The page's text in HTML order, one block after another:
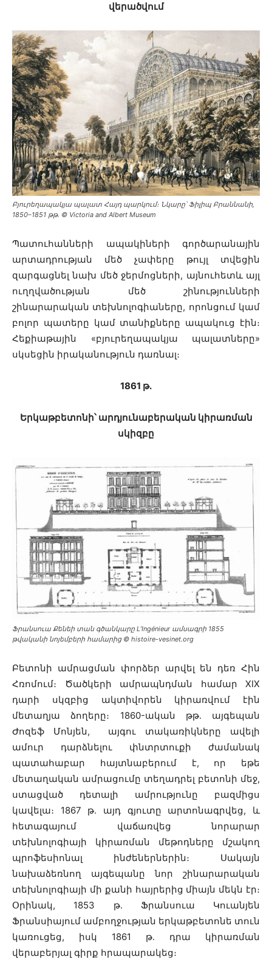
վերածվում
Բյուրեղապակյա պալատ Հայդ պարկում։ Նկարը՝ Ֆիլիպ Բրաննանի,
1850–1851 թթ․ © Victoria and Albert Museum
Պատուհանների ապակիների գործարանային
արտադրության մեծ չափերը թույլ տվեցին
զարգացնել նախ մեծ ջերմոցների, այնուհետև այլ
ուղղվածության մեծ շինությունների
շինարարական տեխնոլոգիաները, որոնցում կամ
բոլոր պատերը կամ տանիքները ապակուց էին։
Հեքիաթային «բյուրեղապակյա պալատները»
սկսեցին իրականություն դառնալ։
1861 թ․
Երկաթբետոնի՝ արդյունաբերական կիրառման
սկիզբը
Ֆրանսուա Քենեի տան գծանկարը L’Ingénieur ամսագրի 1855
թվականի նոյեմբերի համարից © histoire-vesinet.org
Բետոնի ամրացման փորձեր արվել են դեռ Հին
Հռոմում։ Ծածկերի ամրապնդման համար XIX
դարի սկզբից ակտիվորեն կիրառվում էին
մետաղյա ձողերը։ 1860-ական թթ․ այգեպան
Ժոզեֆ Մոնյեն, այգու տակառիկները ավելի
ամուր դարձնելու փնտրտուքի ժամանակ
պատահաբար հայտնաբերում է, որ եթե
մետաղական ամրացումը տեղադրել բետոնի մեջ,
ստացված դետալի ամրությունը բազմիցս
կավելա։ 1867 թ․ այդ գյուտը արտոնագրվեց, և
հետագայում վաճառվեց նորարար
տեխնոլոգիայի կիրառման մեթոդները մշակող
պրոֆեսիոնալ ինժեներներին։ Սակայն
նախաձեռնող այգեպանը նոր շինարարական
տեխնոլոգիայի մի քանի հայրերից միայն մեկն էր։
Օրինակ, 1853 թ․ Ֆրանսուա Կուանյեն
Ֆրանսիայում ամբողջության երկաթբետոնե տուն
կառուցեց, իսկ 1861 թ․ դրա կիրառման
վերաբերյալ գիրք հրապարակեց։